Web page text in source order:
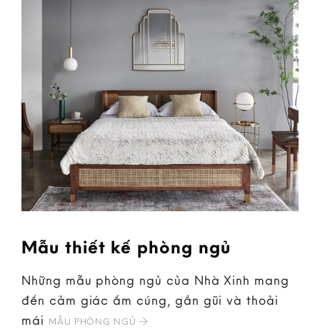
Mẫu thiết kế phòng ngủ
Những mẫu phòng ngủ của Nhà Xinh mang
đến cảm giác ấm cúng, gần gũi và thoải
mái MẪU PHÒNG NGỦ